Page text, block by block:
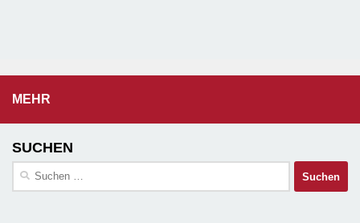
MEHR
SUCHEN
Suchen